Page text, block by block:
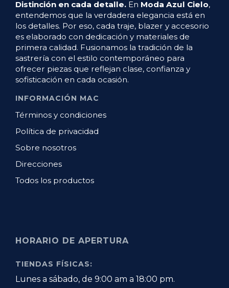
Distinción en cada detalle. En Moda Azul Cielo,
entendemos que la verdadera elegancia está en
los detalles. Por eso, cada traje, blazer y accesorio
es elaborado con dedicación y materiales de
primera calidad. Fusionamos la tradición de la
sastrería con el estilo contemporáneo para
ofrecer piezas que reflejan clase, confianza y
sofisticación en cada ocasión.
INFORMACIÓN MAC
Términos y condiciones
Política de privacidad
Sobre nosotros
Direcciones
Todos los productos
HORARIO DE APERTURA
TIENDAS FÍSICAS:
Lunes a sábado, de 9:00 am a 18:00 pm.